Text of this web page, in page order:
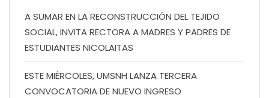
A SUMAR EN LA RECONSTRUCCIÓN DEL TEJIDO
SOCIAL, INVITA RECTORA A MADRES Y PADRES DE
ESTUDIANTES NICOLAITAS
ESTE MIÉRCOLES, UMSNH LANZA TERCERA
CONVOCATORIA DE NUEVO INGRESO